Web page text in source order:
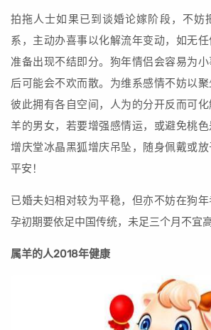
拍拖人士如果已到谈婚论嫁阶段，不妨
系，主动办喜事以化解流年变动，如无
准备出现不结即分。狗年情侣会容易为
后可能会不欢而散。为维系感情不妨以
彼此拥有各自空间，人为的分开反而可
羊的男女，若要增强感情运，或避免桃
增庆堂冰晶黑狐增庆吊坠，随身佩戴或
平安！
已婚夫妇相对较为平稳，但亦不妨在狗
孕初期要依足中国传统，未足三个月不宜
属羊的人2018年健康